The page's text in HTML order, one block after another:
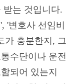
받는 것입니다.
'변호사 선임비
가 충분한지, 그
수단이나 운전
되어 있는지